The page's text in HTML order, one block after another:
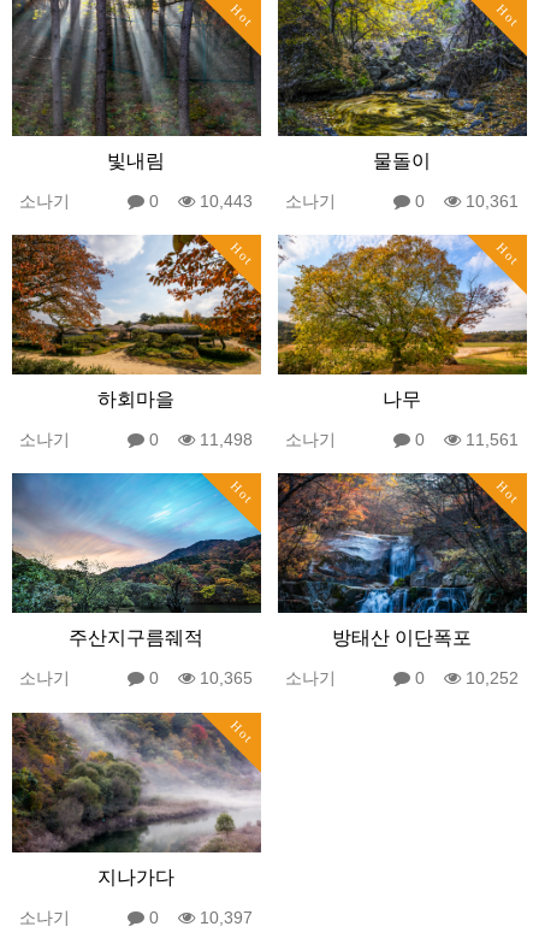
Hot
빛내림
소나기 0 10,443
Hot
물돌이
소나기 0 10,361
Hot
하회마을
소나기 0 11,498
Hot
나무
소나기 0 11,561
Hot
주산지구름줴적
소나기 0 10,365
Hot
방태산 이단폭포
소나기 0 10,252
Hot
지나가다
소나기 0 10,397